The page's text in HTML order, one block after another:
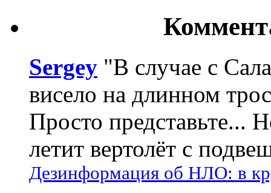
Sergey "В случае с
висело на длинном
Просто представьте...
летит вертолёт с
Дезинформация об НЛО: в